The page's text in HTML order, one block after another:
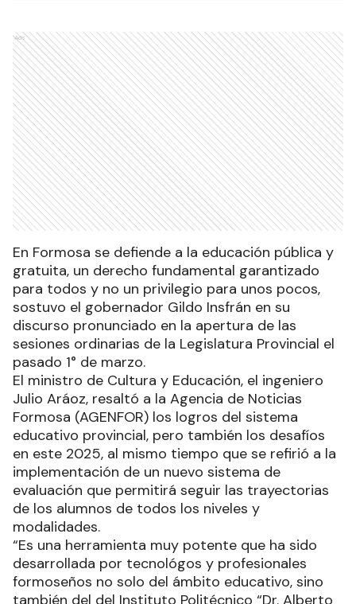
Ads
En Formosa se defiende a la educación pública y
gratuita, un derecho fundamental garantizado
para todos y no un privilegio para unos pocos,
sostuvo el gobernador Gildo Insfrán en su
discurso pronunciado en la apertura de las
sesiones ordinarias de la Legislatura Provincial el
pasado 1° de marzo.
El ministro de Cultura y Educación, el ingeniero
Julio Aráoz, resaltó a la Agencia de Noticias
Formosa (AGENFOR) los logros del sistema
educativo provincial, pero también los desafíos
en este 2025, al mismo tiempo que se refirió a la
implementación de un nuevo sistema de
evaluación que permitirá seguir las trayectorias
de los alumnos de todos los niveles y
modalidades.
“Es una herramienta muy potente que ha sido
desarrollada por tecnológos y profesionales
formoseños no solo del ámbito educativo, sino
también del del Instituto Politécnico “Dr. Alberto